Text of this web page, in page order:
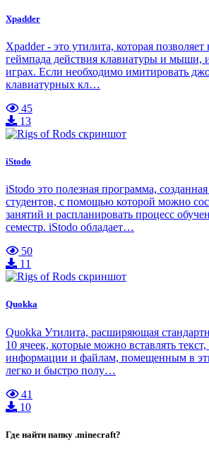
Xpadder
Xpadder - это утилита, которая
геймпада действия клавиатуры и мыши, и
играх. Если необходимо имитировать
клавиатурных кл…
45
13
iStodo
iStodo это полезная программа,
студентов, с помощью которой можно
занятий и распланировать процесс
семестр. iStodo обладает…
50
11
Quokka
Quokka Утилита, расширяющая
10 ячеек, которые можно вставлять
информации и файлам, помещенным в
легко и быстро полу…
41
10
Где найти папку .minecraft?